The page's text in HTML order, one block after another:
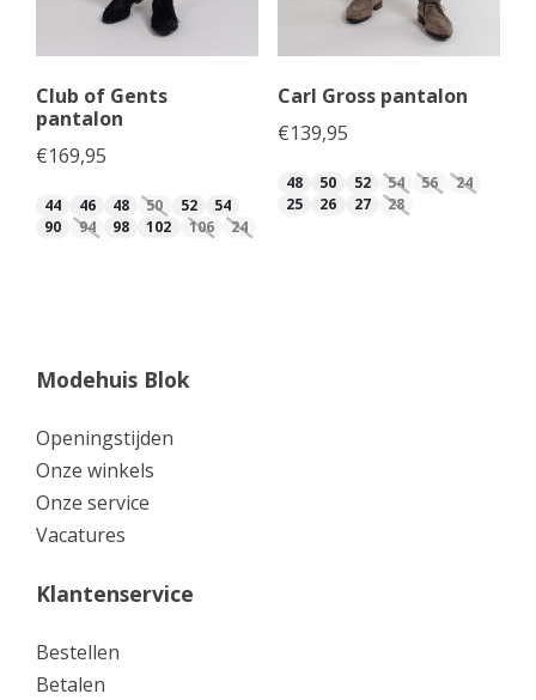
Club of Gents
pantalon
€169,95
44 46 48 50 52
54
90
94 98 102 106 24
Carl Gross pantalon
€139,95
48 50 52 54 56
24
25
26 27 28
Modehuis Blok
Openingstijden
Onze winkels
Onze service
Vacatures
Klantenservice
Bestellen
Betalen